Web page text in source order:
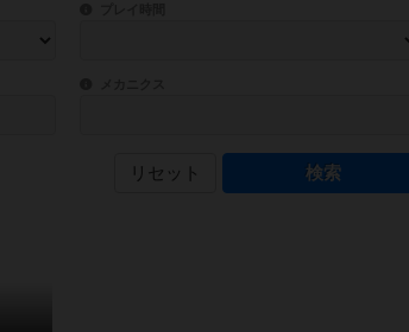
目安となる所要時間を指定することができます。
定することができます。直感的にゲームシステムを理解できる
ゲーム性を構成するコアシステムです。主にボー
リセット